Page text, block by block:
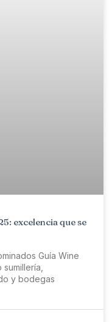
excelencia que se
Guía Wine
y bodegas